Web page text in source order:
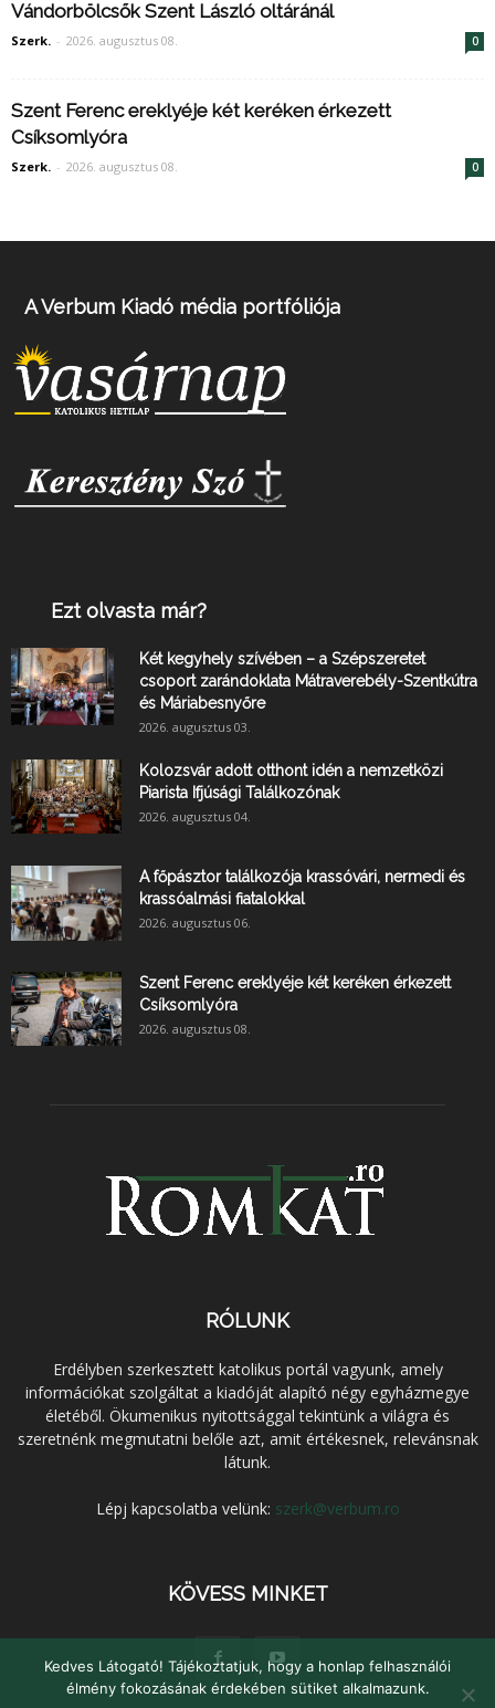
Vándorbölcsők Szent László oltáránál
Szerk. - 2026. augusztus 08. 0
Szent Ferenc ereklyéje két keréken érkezett
Csíksomlyóra
Szerk. - 2026. augusztus 08. 0
A Verbum Kiadó média portfóliója
Ezt olvasta már?
Két kegyhely szívében – a Szépszeretet
csoport zarándoklata Mátraverebély-Szentkútra
és Máriabesnyőre
2026. augusztus 03.
Kolozsvár adott otthont idén a nemzetközi
Piarista Ifjúsági Találkozónak
2026. augusztus 04.
A főpásztor találkozója krassóvári, nermedi és
krassóalmási fiatalokkal
2026. augusztus 06.
Szent Ferenc ereklyéje két keréken érkezett
Csíksomlyóra
2026. augusztus 08.
RÓLUNK
Erdélyben szerkesztett katolikus portál vagyunk, amely
információkat szolgáltat a kiadóját alapító négy egyházmegye
életéből. Ökumenikus nyitottsággal tekintünk a világra és
szeretnénk megmutatni belőle azt, amit értékesnek, relevánsnak
látunk.
Lépj kapcsolatba velünk: szerk@verbum.ro
KÖVESS MINKET
Kedves Látogató! Tájékoztatjuk, hogy a honlap felhasználói
élmény fokozásának érdekében sütiket alkalmazunk.